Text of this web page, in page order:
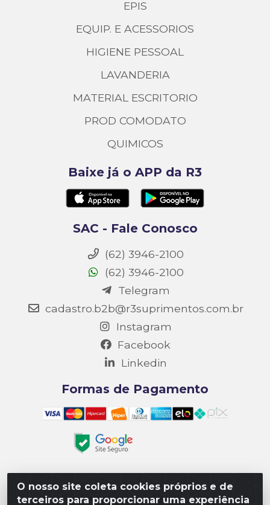
O nosso site coleta cookies próprios e de
terceiros para proporcionar uma experiência
EPIS
EQUIP. E ACESSORIOS
HIGIENE PESSOAL
LAVANDERIA
MATERIAL ESCRITORIO
PROD COMODATO
QUIMICOS
Baixe já o APP da R3
SAC - Fale Conosco
(62) 3946-2100
(62) 3946-2100
Telegram
cadastro.b2b@r3suprimentos.com.br
Instagram
Facebook
Linkedin
Formas de Pagamento
Matriz R3 Suprimentos - Rua 14, Polo Empresarial Goiás